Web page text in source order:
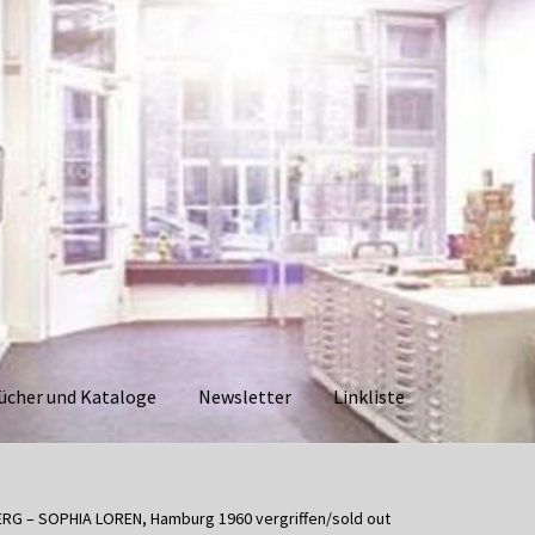
und Kataloge Newsletter Linkliste
– SOPHIA LOREN, Hamburg 1960 vergriffen/sold out